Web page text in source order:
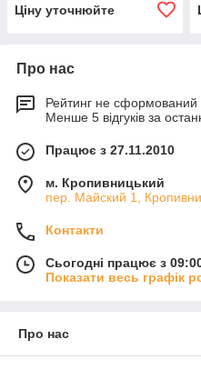
Ціну уточнюйте
Про нас
Рейтинг не сформований
Менше 5 відгуків за
Працює з 27.11.2010
м. Кропивницький
пер. Майский 1,
Контакти
Сьогодні працює з
Показати весь графік
Про нас